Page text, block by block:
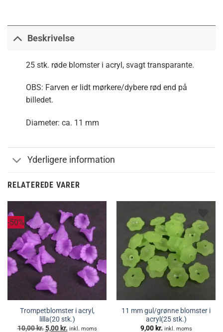
Beskrivelse
25 stk. røde blomster i acryl, svagt transparante.
OBS: Farven er lidt mørkere/dybere rød end på
billedet.
Diameter: ca. 11 mm
Yderligere information
RELATEREDE VARER
-50%
Trompetblomster i acryl,
lilla(20 stk.)
10,00kr. Den
5,00 kr. Den
inkl. moms
11 mm gul/grønne blomster i
acryl(25 stk.)
9,00 kr. inkl. moms